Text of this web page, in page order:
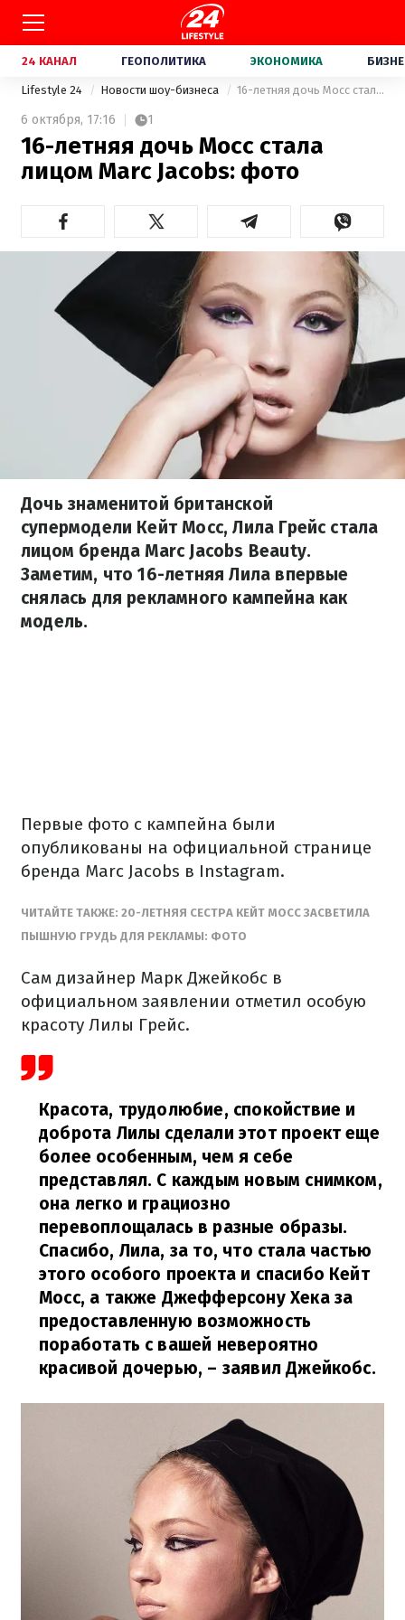
24 КАНАЛ ГЕОПОЛИТИКА ЭКОНОМИКА
Lifestyle 24 Новости шоу-бизнеса 16-летняя дочь Мосс стала лицом Marc Jacobs: фото
6 октября, 17:16 1
16-летняя дочь Мосс стала
лицом Marc Jacobs: фото
Дочь знаменитой британской
супермодели Кейт Мосс, Лила Грейс стала
лицом бренда Marc Jacobs Beauty.
Заметим, что 16-летняя Лила впервые
снялась для рекламного кампейна как
модель.
Первые фото с кампейна были
опубликованы на официальной странице
бренда Marc Jacobs в Instagram.
ЧИТАЙТЕ ТАКЖЕ: 20-ЛЕТНЯЯ СЕСТРА КЕЙТ МОСС ЗАСВЕТИЛА
ПЫШНУЮ ГРУДЬ ДЛЯ РЕКЛАМЫ: ФОТО
Сам дизайнер Марк Джейкобс в
официальном заявлении отметил особую
красоту Лилы Грейс.
Красота, трудолюбие, спокойствие и
доброта Лилы сделали этот проект еще
более особенным, чем я себе
представлял. С каждым новым снимком,
она легко и грациозно
перевоплощалась в разные образы.
Спасибо, Лила, за то, что стала частью
этого особого проекта и спасибо Кейт
Мосс, а также Джефферсону Хека за
предоставленную возможность
поработать с вашей невероятно
красивой дочерью, – заявил Джейкобс.